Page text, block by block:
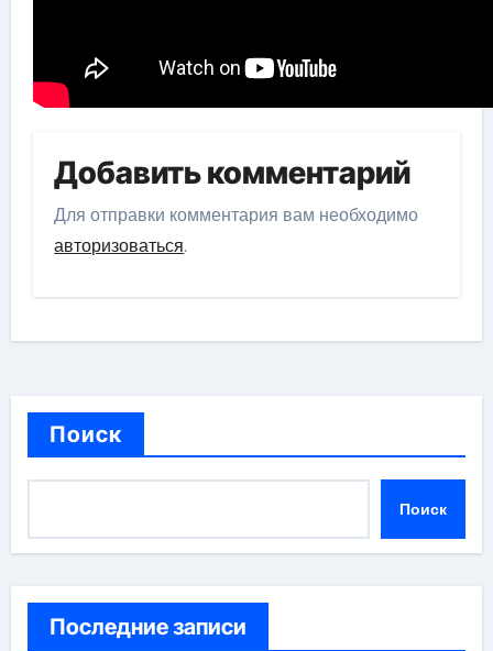
Добавить комментарий
Для отправки комментария вам необходимо
авторизоваться.
Поиск
Поиск
Последние записи